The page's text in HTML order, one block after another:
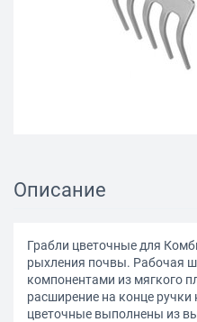
Описание
Грабли цветочные для
рыхления почвы. Рабочая
компонентами из мягкого
расширение на конце ручки
цветочные выполнены из